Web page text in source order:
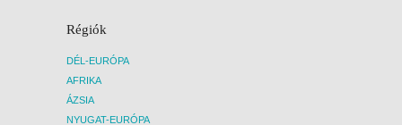
Régiók
DÉL-EURÓPA
AFRIKA
ÁZSIA
NYUGAT-EURÓPA